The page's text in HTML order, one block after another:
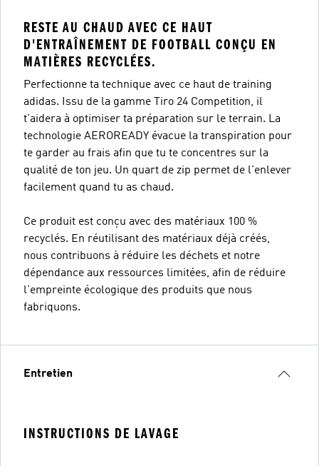
RESTE AU CHAUD AVEC CE HAUT
D'ENTRAÎNEMENT DE FOOTBALL CONÇU EN
MATIÈRES RECYCLÉES.
Perfectionne ta technique avec ce haut de training
adidas. Issu de la gamme Tiro 24 Competition, il
t'aidera à optimiser ta préparation sur le terrain. La
technologie AEROREADY évacue la transpiration pour
te garder au frais afin que tu te concentres sur la
qualité de ton jeu. Un quart de zip permet de l'enlever
facilement quand tu as chaud.
Ce produit est conçu avec des matériaux 100 %
recyclés. En réutilisant des matériaux déjà créés,
nous contribuons à réduire les déchets et notre
dépendance aux ressources limitées, afin de réduire
l'empreinte écologique des produits que nous
fabriquons.
Entretien
INSTRUCTIONS DE LAVAGE